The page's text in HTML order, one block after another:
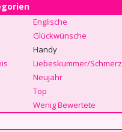
Englische
Glückwünsche
Handy
Liebeskummer/Schmerz
Neujahr
Top
Wenig Bewertete